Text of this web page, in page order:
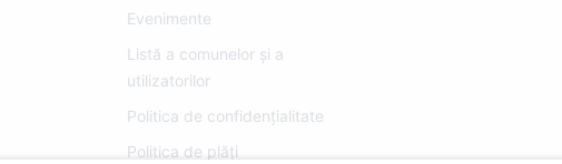
Evenimente
Listă a comunelor și a
utilizatorilor
Politica de confidențialitate
Politica de plăți